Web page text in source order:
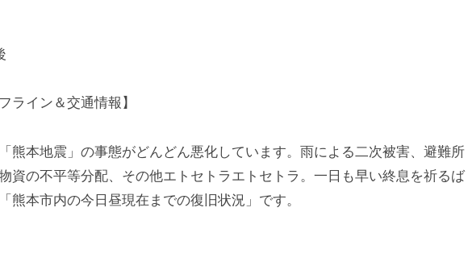
ライン＆交通情報】
熊本地震」の事態がどんどん悪化しています。雨による二次被害、避難所
資の不平等分配、その他エトセトラエトセトラ。一日も早い終息を祈るば
熊本市内の今日昼現在までの復旧状況」です。